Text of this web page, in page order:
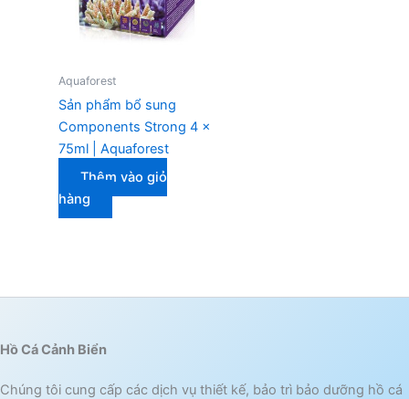
Aquaforest
Sản phẩm bổ sung
Components Strong 4 x
75ml | Aquaforest
Thêm vào giỏ
hàng
Hồ Cá Cảnh Biển
Chúng tôi cung cấp các dịch vụ thiết kế, bảo trì bảo dưỡng hồ cá